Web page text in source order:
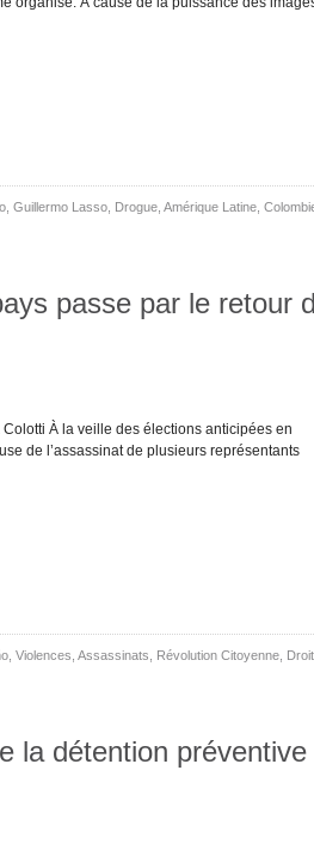
Guillermo Lasso Drogue Amérique Latine
passe par le retour
À la veille des élections anticipées en
de l’assassinat de plusieurs représentants
Violences Assassinats Révolution Citoyenne
la détention préventive